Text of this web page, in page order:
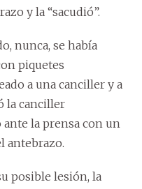
y la “sacudió”.
nunca, se había
piquetes
a una canciller y a
la canciller
la prensa con un
antebrazo.
posible lesión, la